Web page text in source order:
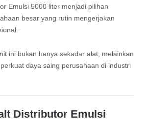
Emulsi 5000 liter menjadi pilihan
besar yang rutin mengerjakan
ini bukan hanya sekadar alat, melainkan
daya saing perusahaan di industri
Distributor Emulsi